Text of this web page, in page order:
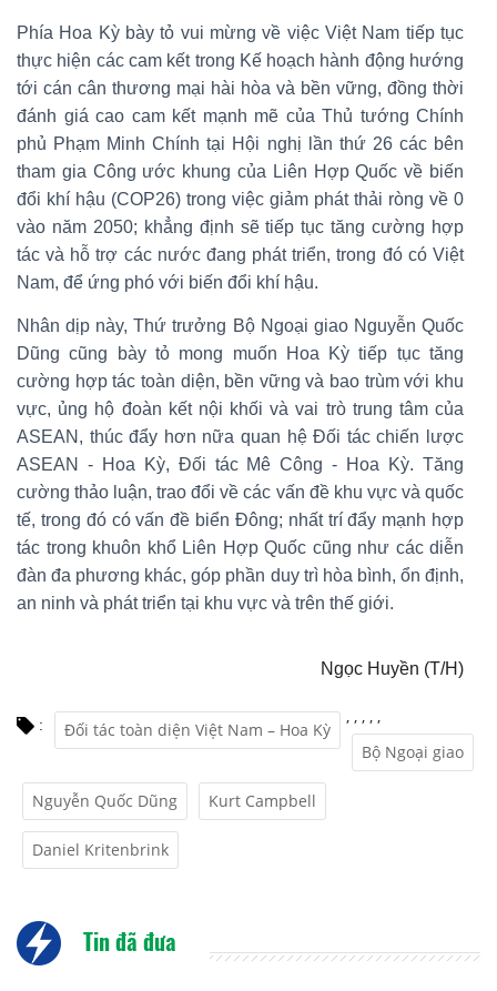
Phía Hoa Kỳ bày tỏ vui mừng về việc Việt Nam tiếp tục
thực hiện các cam kết trong Kế hoạch hành động hướng
tới cán cân thương mại hài hòa và bền vững, đồng thời
đánh giá cao cam kết mạnh mẽ của Thủ tướng Chính
phủ Phạm Minh Chính tại Hội nghị lần thứ 26 các bên
tham gia Công ước khung của Liên Hợp Quốc về biến
đổi khí hậu (COP26) trong việc giảm phát thải ròng về 0
vào năm 2050; khẳng định sẽ tiếp tục tăng cường hợp
tác và hỗ trợ các nước đang phát triển, trong đó có Việt
Nam, để ứng phó với biến đổi khí hậu.
Nhân dịp này, Thứ trưởng Bộ Ngoại giao Nguyễn Quốc
Dũng cũng bày tỏ mong muốn Hoa Kỳ tiếp tục tăng
cường hợp tác toàn diện, bền vững và bao trùm với khu
vực, ủng hộ đoàn kết nội khối và vai trò trung tâm của
ASEAN, thúc đẩy hơn nữa quan hệ Đối tác chiến lược
ASEAN - Hoa Kỳ, Đối tác Mê Công - Hoa Kỳ. Tăng
cường thảo luận, trao đổi về các vấn đề khu vực và quốc
tế, trong đó có vấn đề biển Đông; nhất trí đẩy mạnh hợp
tác trong khuôn khổ Liên Hợp Quốc cũng như các diễn
đàn đa phương khác, góp phần duy trì hòa bình, ổn định,
an ninh và phát triển tại khu vực và trên thế giới.
Ngọc Huyền (T/H)
: Đối tác toàn diện Việt Nam – Hoa Kỳ
,
Bộ Ngoại giao
,
Nguyễn Quốc Dũng
,
Kurt Campbell
,
Daniel Kritenbrink
,
Tin đã đưa